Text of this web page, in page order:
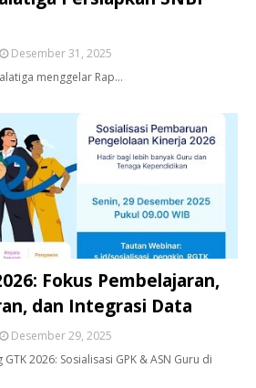
Desember 31, 2025
menggelar Rap…
Fokus Pembelajaran,
dan Integrasi Data
Desember 29, 2025
2026: Sosialisasi GPK & ASN Guru di